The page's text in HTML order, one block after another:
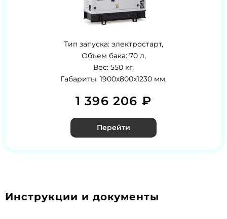
Тип запуска: электростарт,
Объем бака: 70 л,
Вес: 550 кг,
Габариты: 1900x800x1230 мм,
1 396 206 ₽
Перейти
Инструкции и документы